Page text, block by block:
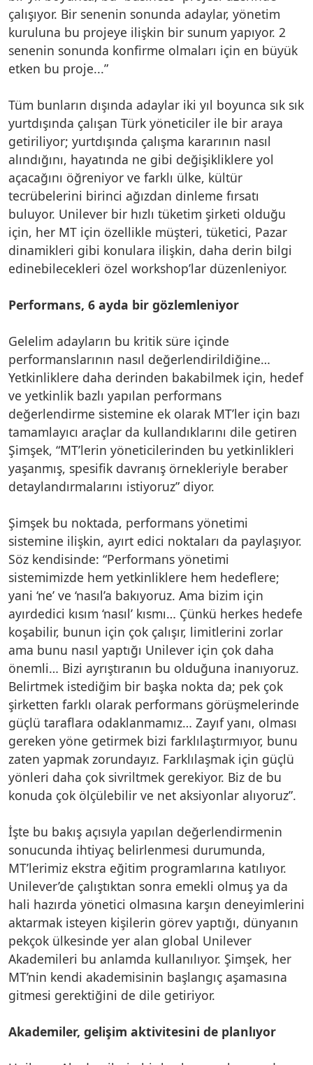
çalışıyor. Bir senenin sonunda adaylar, yönetim
kuruluna bu projeye ilişkin bir sunum yapıyor. 2
senenin sonunda konfirme olmaları için en büyük
etken bu proje...”
Tüm bunların dışında adaylar iki yıl boyunca sık sık
yurtdışında çalışan Türk yöneticiler ile bir araya
getiriliyor; yurtdışında çalışma kararının nasıl
alındığını, hayatında ne gibi değişikliklere yol
açacağını öğreniyor ve farklı ülke, kültür
tecrübelerini birinci ağızdan dinleme fırsatı
buluyor. Unilever bir hızlı tüketim şirketi olduğu
için, her MT için özellikle müşteri, tüketici, Pazar
dinamikleri gibi konulara ilişkin, daha derin bilgi
edinebilecekleri özel workshop’lar düzenleniyor.
Performans, 6 ayda bir gözlemleniyor
Gelelim adayların bu kritik süre içinde
performanslarının nasıl değerlendirildiğine…
Yetkinliklere daha derinden bakabilmek için, hedef
ve yetkinlik bazlı yapılan performans
değerlendirme sistemine ek olarak MT’ler için bazı
tamamlayıcı araçlar da kullandıklarını dile getiren
Şimşek, “MT’lerin yöneticilerinden bu yetkinlikleri
yaşanmış, spesifik davranış örnekleriyle beraber
detaylandırmalarını istiyoruz” diyor.
Şimşek bu noktada, performans yönetimi
sistemine ilişkin, ayırt edici noktaları da paylaşıyor.
Söz kendisinde: “Performans yönetimi
sistemimizde hem yetkinliklere hem hedeflere;
yani ‘ne’ ve ‘nasıl’a bakıyoruz. Ama bizim için
ayırdedici kısım ‘nasıl’ kısmı… Çünkü herkes hedefe
koşabilir, bunun için çok çalışır, limitlerini zorlar
ama bunu nasıl yaptığı Unilever için çok daha
önemli… Bizi ayrıştıranın bu olduğuna inanıyoruz.
Belirtmek istediğim bir başka nokta da; pek çok
şirketten farklı olarak performans görüşmelerinde
güçlü taraflara odaklanmamız… Zayıf yanı, olması
gereken yöne getirmek bizi farklılaştırmıyor, bunu
zaten yapmak zorundayız. Farklılaşmak için güçlü
yönleri daha çok sivriltmek gerekiyor. Biz de bu
konuda çok ölçülebilir ve net aksiyonlar alıyoruz”.
İşte bu bakış açısıyla yapılan değerlendirmenin
sonucunda ihtiyaç belirlenmesi durumunda,
MT’lerimiz ekstra eğitim programlarına katılıyor.
Unilever’de çalıştıktan sonra emekli olmuş ya da
hali hazırda yönetici olmasına karşın deneyimlerini
aktarmak isteyen kişilerin görev yaptığı, dünyanın
pekçok ülkesinde yer alan global Unilever
Akademileri bu anlamda kullanılıyor. Şimşek, her
MT’nin kendi akademisinin başlangıç aşamasına
gitmesi gerektiğini de dile getiriyor.
Akademiler, gelişim aktivitesini de planlıyor